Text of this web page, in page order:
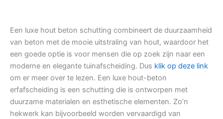
Een luxe hout beton schutting combineert de duurzaamheid
van beton met de mooie uitstraling van hout, waardoor het
een goede optie is voor mensen die op zoek zijn naar een
moderne en elegante tuinafscheiding. Dus klik op deze link
om er meer over te lezen. Een luxe hout-beton
erfafscheiding is een schutting die is ontworpen met
duurzame materialen en esthetische elementen. Zo’n
hekwerk kan bijvoorbeeld worden vervaardigd van